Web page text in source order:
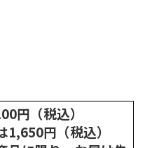
円（税込）
円（税込）